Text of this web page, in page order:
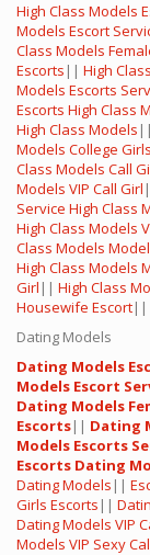
High Class Models
Models Escort
Class Models
Escorts || High
Models Escorts
Escorts High Class
High Class Models ||
Models College
Class Models Call
Models VIP Call Girl
Service High Class
High Class Models
Class Models
High Class Models
Girl || High Class
Housewife Escort||
Dating Models
Dating Models
Models Escort
Dating Models
Escorts|| Dating
Models Escorts
Escorts Dating
Dating Models ||
Girls Escorts ||
Dating Models VIP
Models VIP Sexy